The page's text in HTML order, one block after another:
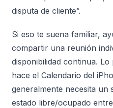
disputa de cliente”.
Si eso te suena familiar,
compartir una reunión
disponibilidad continua.
hace el Calendario del
generalmente necesita un
estado libre/ocupado